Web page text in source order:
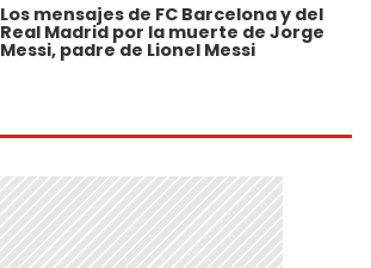
Los mensajes de FC Barcelona y del
Real Madrid por la muerte de Jorge
Messi, padre de Lionel Messi